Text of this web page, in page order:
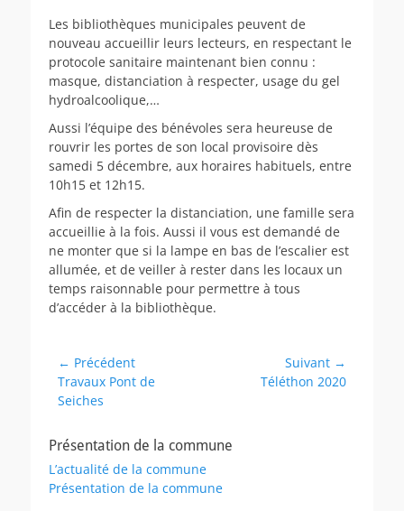
Les bibliothèques municipales peuvent de
nouveau accueillir leurs lecteurs, en respectant le
protocole sanitaire maintenant bien connu :
masque, distanciation à respecter, usage du gel
hydroalcoolique,…
Aussi l’équipe des bénévoles sera heureuse de
rouvrir les portes de son local provisoire dès
samedi 5 décembre, aux horaires habituels, entre
10h15 et 12h15.
Afin de respecter la distanciation, une famille sera
accueillie à la fois. Aussi il vous est demandé de
ne monter que si la lampe en bas de l’escalier est
allumée, et de veiller à rester dans les locaux un
temps raisonnable pour permettre à tous
d’accéder à la bibliothèque.
Navigation
de
l’article
← Précédent
Article
précédent :
Travaux Pont de
Seiches
Suivant →
Téléthon 2020
Présentation de la commune
L’actualité de la commune
Présentation de la commune